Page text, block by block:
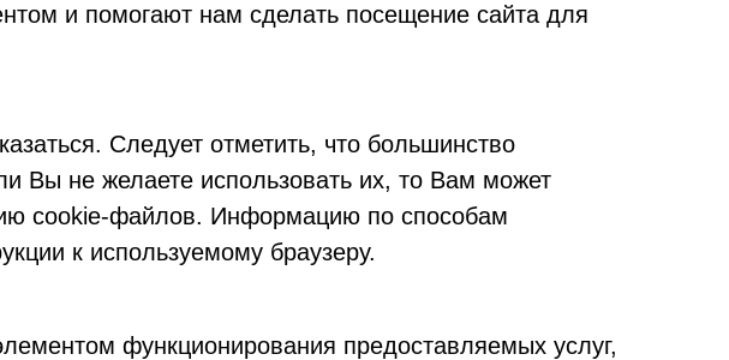
и помогают нам сделать посещение сайта для
Следует отметить, что большинство
Вы не желаете использовать их, то Вам может
cookie-файлов. Информацию по способам
к используемому браузеру.
функционирования предоставляемых услуг,